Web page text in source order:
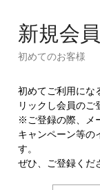
新規会
初めてのお客様
初めてご利用にな
リックし会員のご
※ご登録の際、メ
キャンペーン等の
す。
ぜひ、ご登録くだ